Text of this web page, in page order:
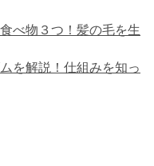
べ物３つ！髪の毛を生
を解説！仕組みを知っ